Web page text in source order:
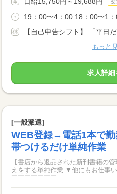
交
19：00〜4：00 18：00〜1
【自己申告シフト】 「平日
もっと
求人詳細
[一般派遣]
WEB登録→電話1本で勤
帯つけるだけ単純作業
【書店から返品された新刊書籍の管理作業】 カバーや
えをする単純作業 ▼他にもお仕事いろいろあります ￣￣￣￣￣￣￣
￣￣￣￣￣￣￣...